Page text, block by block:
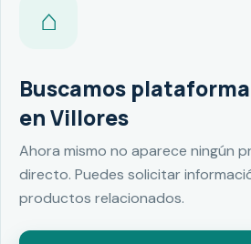
⌂
Buscamos
en Villores
Ahora mismo no aparece ningún
directo. Puedes solicitar
productos relacionados.